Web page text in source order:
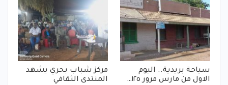
سياحة بريدية.. اليوم
الاول من مارس مرور ١٢٥…
مركز شباب بحري يشهد
المنتدى الثقافي